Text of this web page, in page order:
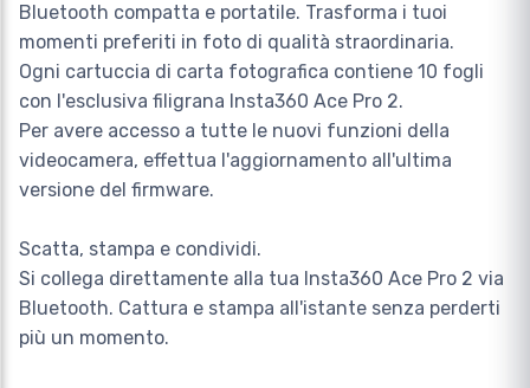
Bluetooth compatta e portatile. Trasforma i tuoi
momenti preferiti in foto di qualità straordinaria.
Ogni cartuccia di carta fotografica contiene 10 fogli
con l'esclusiva filigrana Insta360 Ace Pro 2.
Per avere accesso a tutte le nuovi funzioni della
videocamera, effettua l'aggiornamento all'ultima
versione del firmware.
Scatta, stampa e condividi.
Si collega direttamente alla tua Insta360 Ace Pro 2 via
Bluetooth. Cattura e stampa all'istante senza perderti
più un momento.